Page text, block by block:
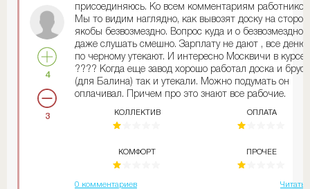
4
3
присоединяюсь. Ко всем комментариям работников.
Мы то видим наглядно, как вывозят доску на
якобы безвозмездно. Вопрос куда и о
даже слушать смешно. Зарплату не дают , все
по черному утекают. И интересно Москвичи в курсе
???? Когда еще завод хорошо работал доска и брус
(для Балина) так и утекали. Можно подумать он
оплачивал. Причем про это знают все рабочие.
зарплаты полное шоу - начисляется одна сумма
(которая передается в Москву) во время выдачи она
Балин уменьшает, а кого вообще лишает, люди
вычеркиваются из ведомости) Куда идет данная
разница всем понятна. Ему же надо строится и
КОЛЛЕКТИВ
КОМФОРТ
ОПЛАТА
ПРОЧЕЕ
0 комментариев Читать